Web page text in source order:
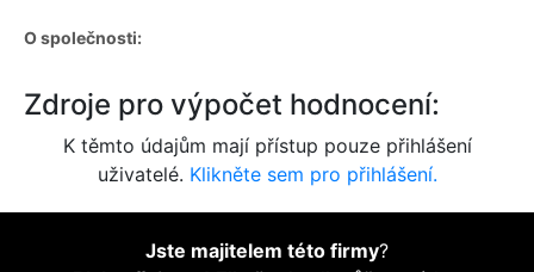
O společnosti:
Zdroje pro výpočet hodnocení:
K těmto údajům mají přístup pouze přihlášení
uživatelé. Klikněte sem pro přihlášení.
Jste majitelem této firmy?